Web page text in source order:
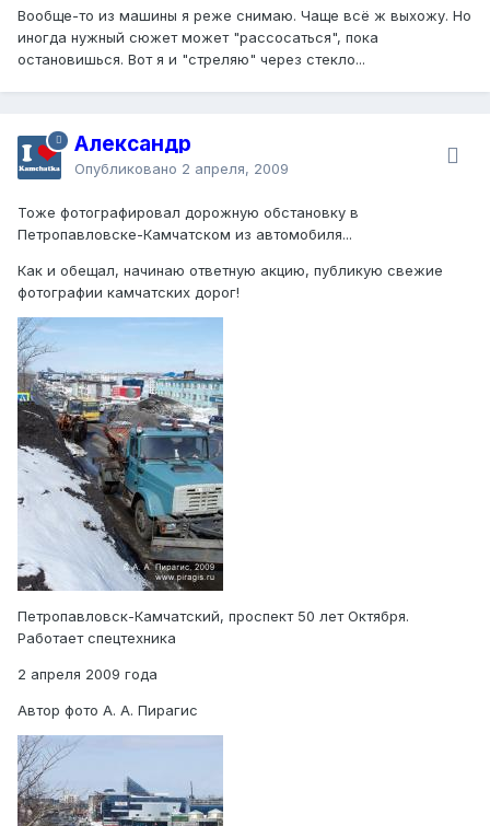
Вообще-то из машины я реже снимаю. Чаще всё ж выхожу. Но
иногда нужный сюжет может "рассосаться", пока
остановишься. Вот я и "стреляю" через стекло...
Александр
Опубликовано 2 апреля, 2009
Тоже фотографировал дорожную обстановку в
Петропавловске-Камчатском из автомобиля...
Как и обещал, начинаю ответную акцию, публикую свежие
фотографии камчатских дорог!
Петропавловск-Камчатский, проспект 50 лет Октября.
Работает спецтехника
2 апреля 2009 года
Автор фото А. А. Пирагис